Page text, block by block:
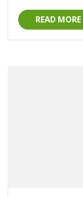
READ MORE